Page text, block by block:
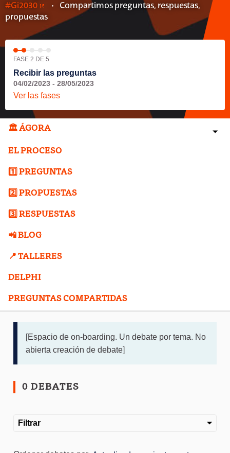
#Gi2030
(Enlace externo)
Compartimos preguntas, respuestas,
propuestas
FASE 2 DE 5
Recibir las preguntas
04/02/2023 - 28/05/2023
Ver las fases
🏛️ ÁGORA
EL PROCESO
1️⃣ PREGUNTAS
2️⃣ PROPUESTAS
3️⃣ RESPUESTAS
📲 BLOG
📍 TALLERES
DELPHI
PREGUNTAS COMPARTIDAS
[Espacio de on-boarding. Un debate por tema. No
abierta creación de debate]
0 DEBATES
Filtrar